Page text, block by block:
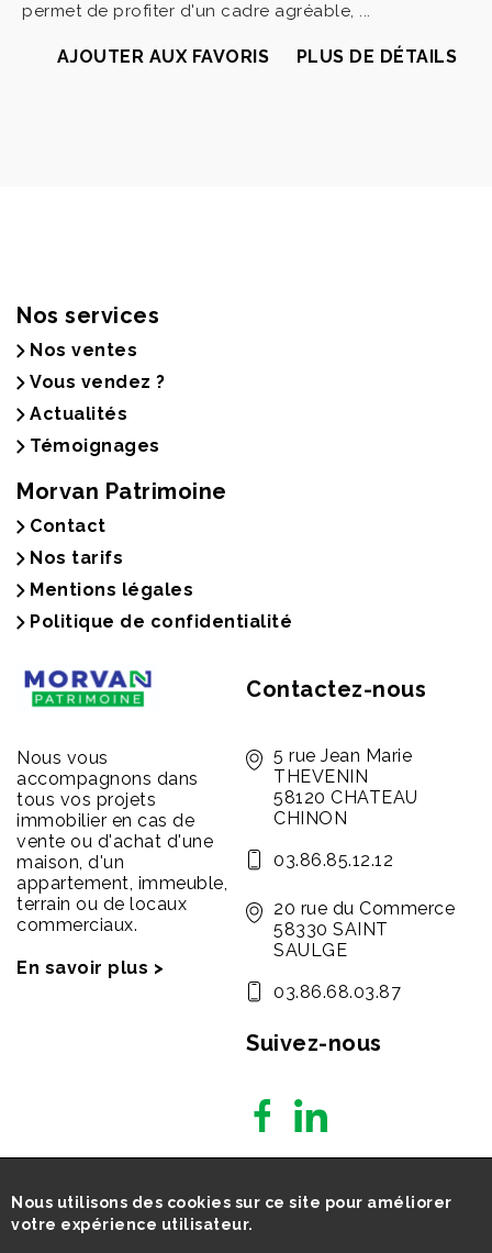
permet de profiter d'un cadre agréable, ...
AJOUTER AUX FAVORIS PLUS DE DÉTAILS
Nos services
Nos ventes
Vous vendez ?
Actualités
Témoignages
Morvan Patrimoine
Contact
Nos tarifs
Mentions légales
Politique de confidentialité
Nous vous
accompagnons dans
tous vos projets
immobilier en cas de
vente ou d'achat d'une
maison, d'un
appartement, immeuble,
terrain ou de locaux
commerciaux.
En savoir plus >
Contactez-nous
5 rue Jean Marie
THEVENIN
58120 CHATEAU
CHINON
03.86.85.12.12
20 rue du Commerce
58330 SAINT
SAULGE
03.86.68.03.87
Suivez-nous
Nous utilisons des cookies sur ce site pour améliorer
votre expérience utilisateur.